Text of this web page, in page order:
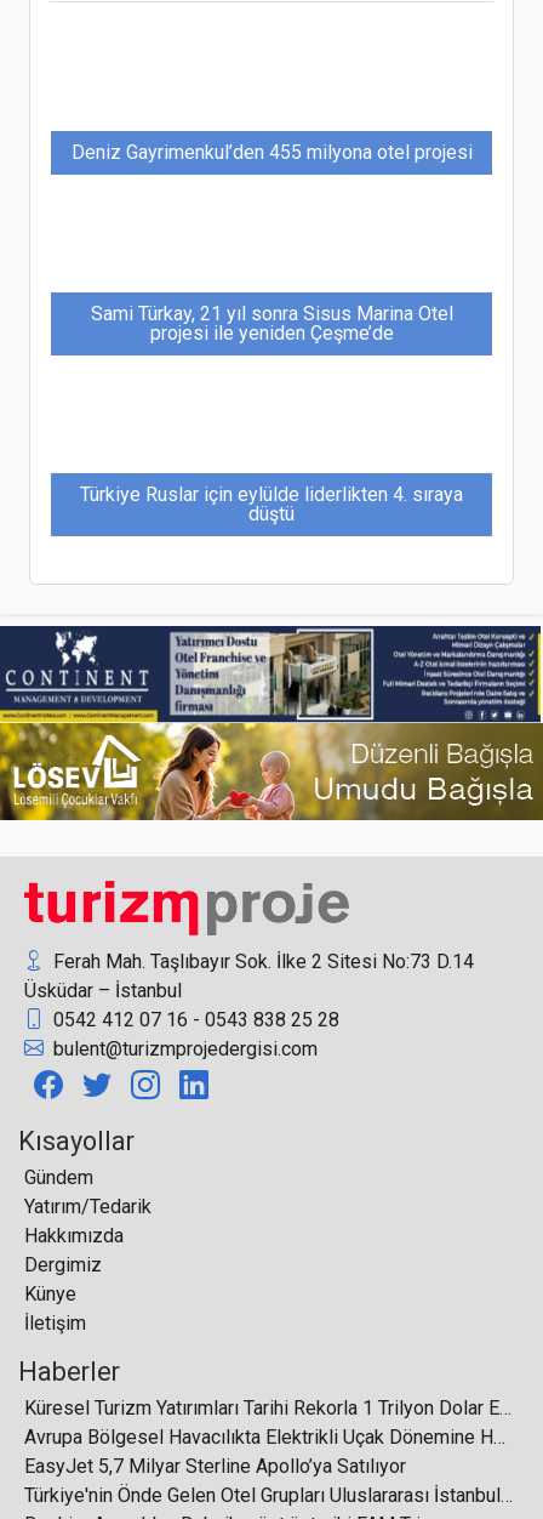
Deniz Gayrimenkul’den 455 milyona otel projesi
Sami Türkay, 21 yıl sonra Sisus Marina Otel
projesi ile yeniden Çeşme’de
Türkiye Ruslar için eylülde liderlikten 4. sıraya
düştü
Açık büfelerden çöpe dökülen gıdalar nedeniyle
‘Her şey dahil’ yeniden tartışılıyor
Dedeman Kemer Resort Otel'ün yeni Genel
Turizmde otel ruhsat iptalleri sorunu
Küresel Havaalanı Kabin Bagajı Tarayıcı Pazarı
Rusların Türkiye turlarının yüzde 15’i İstanbul’a
Ferah Mah. Taşlıbayır Sok. İlke 2 Sitesi No:73 D.14
Üsküdar – İstanbul
0542 412 07 16 - 0543 838 25 28
bulent@turizmprojedergisi.com
Kısayollar
Gündem
Yatırım/Tedarik
Hakkımızda
Dergimiz
Künye
İletişim
Haberler
Küresel Turizm Yatırımları Tarihi Rekorla 1 Trilyon Dolar Eşiğini Aştı
Avrupa Bölgesel Havacılıkta Elektrikli Uçak Dönemine Hazırlanıyor
EasyJet 5,7 Milyar Sterline Apollo’ya Satılıyor
Türkiye'nin Önde Gelen Otel Grupları Uluslararası İstanbul Turizm Fuarı'nda Buluşuyor